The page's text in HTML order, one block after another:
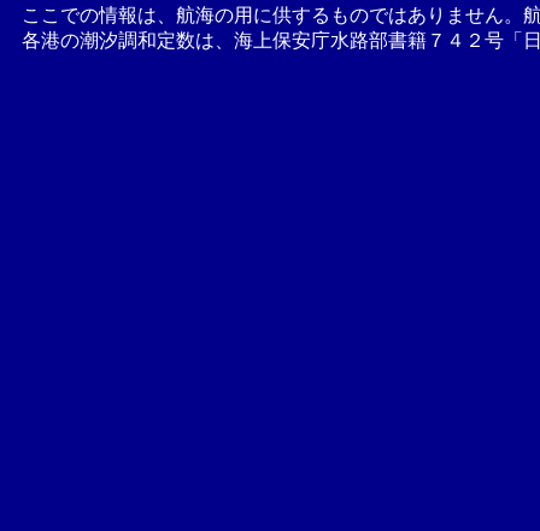
ここでの情報は、航海の用に供するものではありません。
各港の潮汐調和定数は、海上保安庁水路部書籍７４２号「